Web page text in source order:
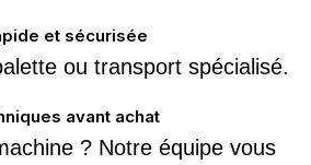
et sécurisée
ou transport spécialisé.
avant achat
? Notre équipe vous